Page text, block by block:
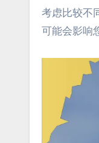
考虑比较不
可能会影响